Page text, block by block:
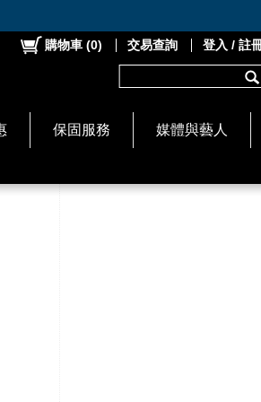
保固服務 媒體與藝人
購物車 (0) 交易查詢 登入 / 註